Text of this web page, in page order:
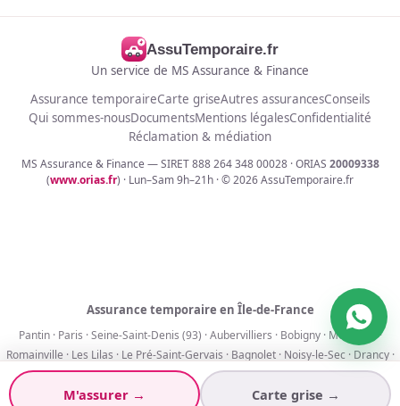
AssuTemporaire.fr
Un service de MS Assurance & Finance
Assurance temporaireCarte griseAutres assurancesConseils
Qui sommes-nousDocumentsMentions légalesConfidentialité
Réclamation & médiation
MS Assurance & Finance — SIRET 888 264 348 00028 · ORIAS 20009338
(www.orias.fr) · Lun–Sam 9h–21h · ©2026AssuTemporaire.fr
Assurance temporaire en Île-de-France
Pantin· Paris ·Seine-Saint-Denis (93) ·Aubervilliers · Bobigny· Montreuil ·
Romainville· Les Lilas · Le Pré-Saint-Gervais · Bagnolet· Noisy-le-Sec· Drancy·
La Courneuve
Assurance 1 jour
7 jours 30 jours·90 jours
M'assurer → Carte grise →